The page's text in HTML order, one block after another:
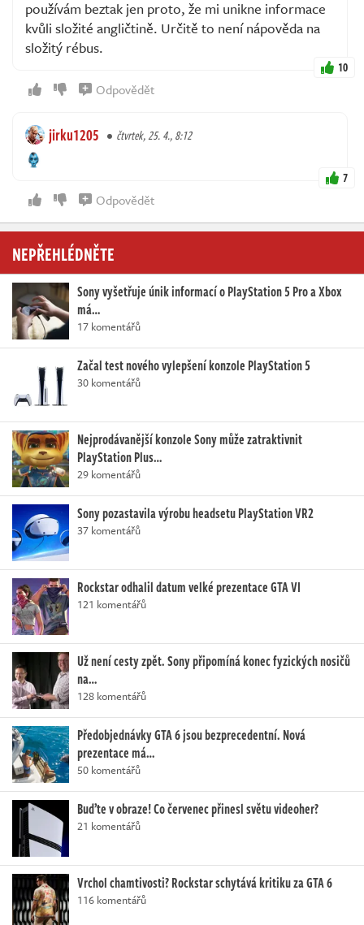
používám beztak jen proto, že mi unikne informace
kvůli složité angličtině. Určitě to není nápověda na
složitý rébus.
10
Odpovědět
jirku1205 čtvrtek, 25. 4., 8:12
7
Odpovědět
NEPŘEHLÉDNĚTE
Sony vyšetřuje únik informací o PlayStation 5 Pro a Xbox
má…
17 komentářů
Začal test nového vylepšení konzole PlayStation 5
30 komentářů
Nejprodávanější konzole Sony může zatraktivnit
PlayStation Plus…
29 komentářů
Sony pozastavila výrobu headsetu PlayStation VR2
37 komentářů
Rockstar odhalil datum velké prezentace GTA VI
121 komentářů
Už není cesty zpět. Sony připomíná konec fyzických nosičů
na…
128 komentářů
Předobjednávky GTA 6 jsou bezprecedentní. Nová
prezentace má…
50 komentářů
Buďte v obraze! Co červenec přinesl světu videoher?
21 komentářů
Vrchol chamtivosti? Rockstar schytává kritiku za GTA 6
116 komentářů